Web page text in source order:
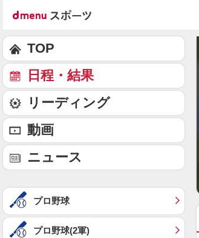
TOP
日程・結果
リーディング
動画
ニュース
プロ野球
プロ野球(2軍)